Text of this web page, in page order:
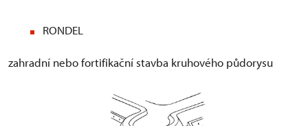
RONDEL
zahradní nebo fortifikační stavba kruhového půdorysu